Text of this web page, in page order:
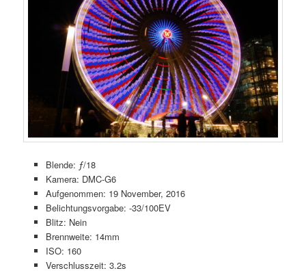
Blende: ƒ/18
Kamera: DMC-G6
Aufgenommen: 19 November, 2016
Belichtungsvorgabe: -33/100EV
Blitz: Nein
Brennweite: 14mm
ISO: 160
Verschlusszeit: 3.2s